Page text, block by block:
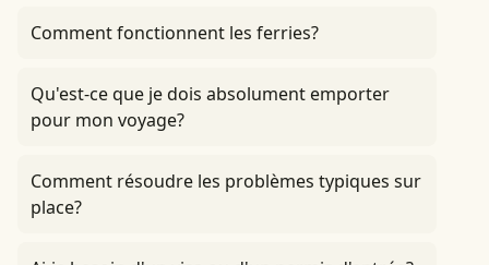
Comment fonctionnent les ferries?
Qu'est-ce que je dois absolument emporter
pour mon voyage?
Comment résoudre les problèmes typiques sur
place?